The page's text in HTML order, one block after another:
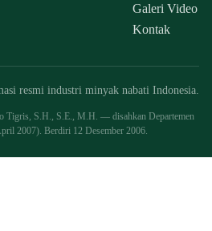
Galeri Video
Kontak
resmi industri minyak nabati Indonesia.
Tigris, S.H., S.E., M.H. — disahkan Departemen
2007). Berdiri 12 Desember 2006.